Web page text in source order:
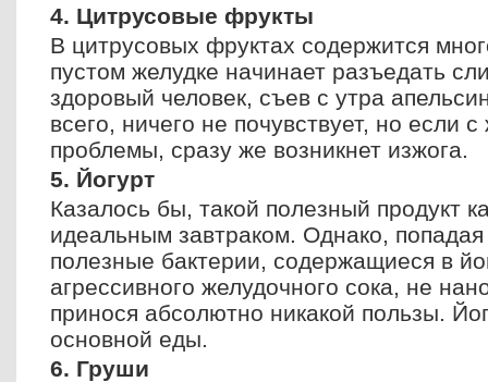
4. Цитрусовые фрукты
В цитрусовых фруктах содержится
пустом желудке начинает разъедать
здоровый человек, съев с утра
всего, ничего не почувствует, но если
проблемы, сразу же возникнет изжога.
5. Йогурт
Казалось бы, такой полезный продукт
идеальным завтраком. Однако,
полезные бактерии, содержащиеся в
агрессивного желудочного сока, не
принося абсолютно никакой пользы.
основной еды.
6. Груши